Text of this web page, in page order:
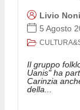
Livio
5 Agosto
Il gruppo
Uanis" ha
Carinzia
della...